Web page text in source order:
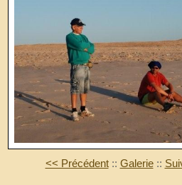
<< Précédent :: Galerie ::